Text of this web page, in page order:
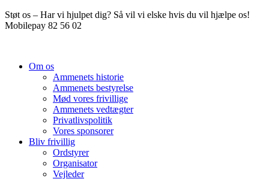
Videre
til
Støt os – Har vi hjulpet dig? Så vil vi elske hvis du vil hjælpe os!
Mobilepay 82 56 02
Om os
Ammenets historie
Ammenets bestyrelse
Mød vores frivillige
Ammenets vedtægter
Privatlivspolitik
Vores sponsorer
Bliv frivillig
Ordstyrer
Organisator
Vejleder